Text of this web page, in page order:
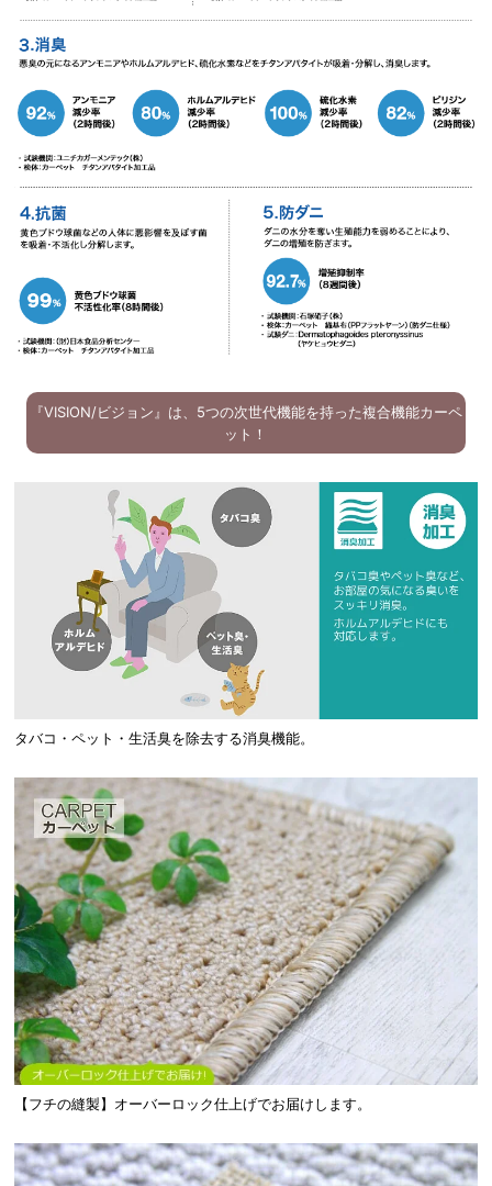
『VISION/ビジョン』は、5つの次世代機能を持った複合機能カーペ
ット！
タバコ・ペット・生活臭を除去する消臭機能。
【フチの縫製】オーバーロック仕上げでお届けします。